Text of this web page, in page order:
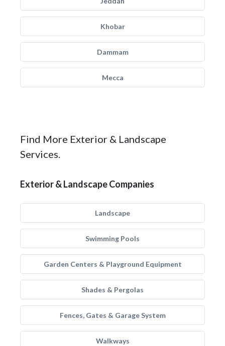
Khobar
Dammam
Mecca
Find More Exterior & Landscape
Services.
Exterior & Landscape Companies
Landscape
Swimming Pools
Garden Centers & Playground Equipment
Shades & Pergolas
Fences, Gates & Garage System
Walkways